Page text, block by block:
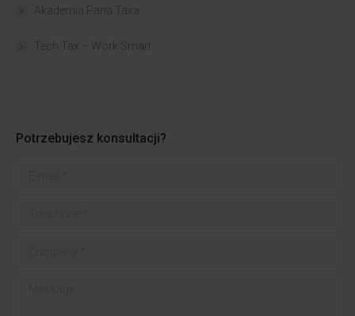
Akademia Pana Taxa
Tech Tax – Work Smart
Potrzebujesz konsultacji?